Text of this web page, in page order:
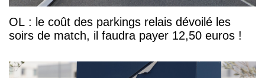
OL : le coût des parkings relais dévoilé les
soirs de match, il faudra payer 12,50 euros !